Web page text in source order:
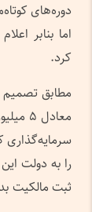
دوره‌های
اما بنابر
کرد.
مطابق تصمیم
را به دولت
ثبت مالکیت